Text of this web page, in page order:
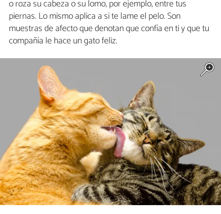
o roza su cabeza o su lomo, por ejemplo, entre tus
piernas. Lo mismo aplica a si te lame el pelo. Son
muestras de afecto que denotan que confía en ti y que tu
compañía le hace un gato feliz.